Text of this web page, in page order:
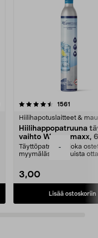
-
1561
Hiilihapotuslaitteet &
Hiilihappopatruuna
vaihto Wassermaxx,
Täyttöpatruuna, joka
myymälästä – muista
3,00
Lisää ostoskoriin
4.5viidestä